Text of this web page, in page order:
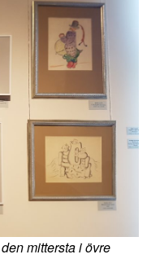
mittersta i övre